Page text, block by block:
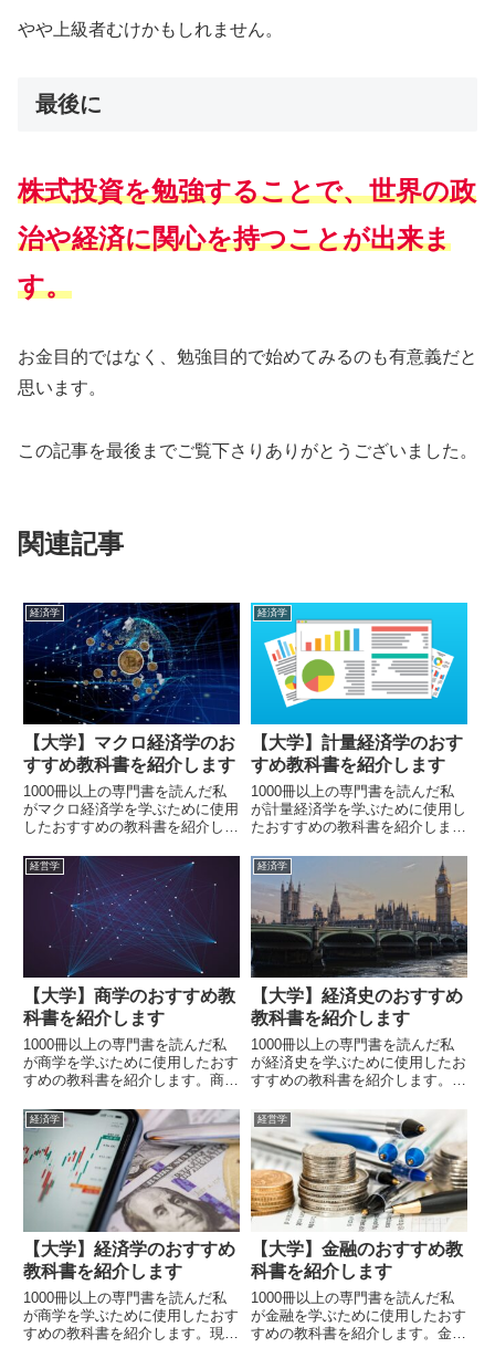
やや上級者むけかもしれません。
最後に
株式投資を勉強することで、世界の政
治や経済に関心を持つことが出来ま
す。
お金目的ではなく、勉強目的で始めてみるのも有意義だと
思います。
この記事を最後までご覧下さりありがとうございました。
関連記事
経済学
【大学】マクロ経済学のお
すすめ教科書を紹介します
1000冊以上の専門書を読んだ私
がマクロ経済学を学ぶために使用
したおすすめの教科書を紹介しま
です。ミクロ経済学と合わせて学
ぶことで、経済学の全体像を把握
することが出来ます。経済学部で
なくとも、基礎教養として押さえ
ておきたい知識になります。
経済学
【大学】計量経済学のおす
すめ教科書を紹介します
1000冊以上の専門書を読んだ私
が計量経済学を学ぶために使用し
たおすすめの教科書を紹介しま
う数学的知識を用いて経済モデル
のデータ分析を行います。文系の
学生は数学が苦手な場合が多いの
で、おすすめの数学書も合わせて
紹介します。
経営学
【大学】商学のおすすめ教
科書を紹介します
1000冊以上の専門書を読んだ私
が商学を学ぶために使用したおす
すめの教科書を紹介します。商学
経済学
【大学】経済史のおすすめ
教科書を紹介します
1000冊以上の専門書を読んだ私
が経済史を学ぶために使用したお
すすめの教科書を紹介します。経
経済学
【大学】経済学のおすすめ
教科書を紹介します
1000冊以上の専門書を読んだ私
が商学を学ぶために使用したおす
すめの教科書を紹介します。現代
経営学
【大学】金融のおすすめ教
科書を紹介します
1000冊以上の専門書を読んだ私
が金融を学ぶために使用したおす
すめの教科書を紹介します。金融